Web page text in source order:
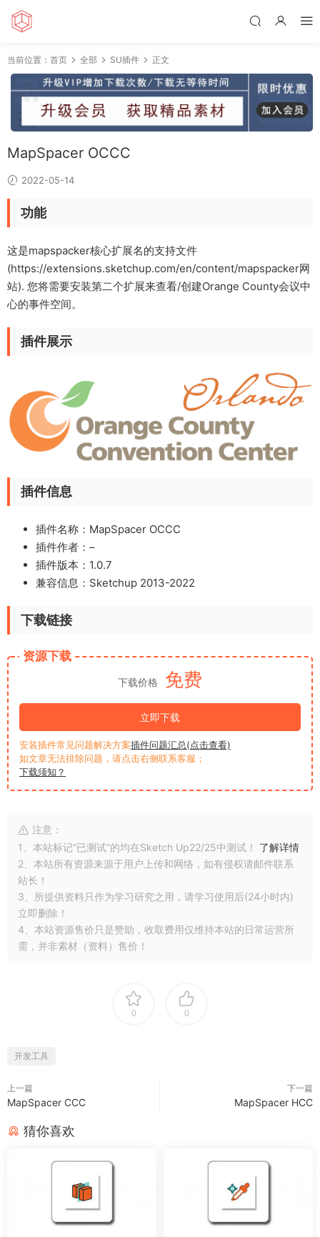
当前位置： 首页 全部 SU插件 正文
MapSpacer OCCC
2022-05-14
功能
这是mapspacker核心扩展名的支持文件
(https://extensions.sketchup.com/en/content/mapspacker网
站). 您将需要安装第二个扩展来查看/创建Orange County会议中
心的事件空间。
插件展示
插件信息
插件名称：MapSpacer OCCC
插件作者：–
插件版本：1.0.7
兼容信息：Sketchup 2013-2022
下载链接
资源下载
下载价格 免费
立即下载
安装插件常见问题解决方案插件问题汇总(点击查看)
如文章无法排除问题，请点击右侧联系客服；
下载须知？
注意：
1、本站标记“已测试”的均在Sketch Up22/25中测试！ 了解详情
2、本站所有资源来源于用户上传和网络，如有侵权请邮件联系
站长！
3、所提供资料只作为学习研究之用，请学习使用后(24小时内)
立即删除！
4、本站资源售价只是赞助，收取费用仅维持本站的日常运营所
需，并非素材（资料）售价！
0 0
开发工具
上一篇
MapSpacer CCC
下一篇
MapSpacer HCC
猜你喜欢